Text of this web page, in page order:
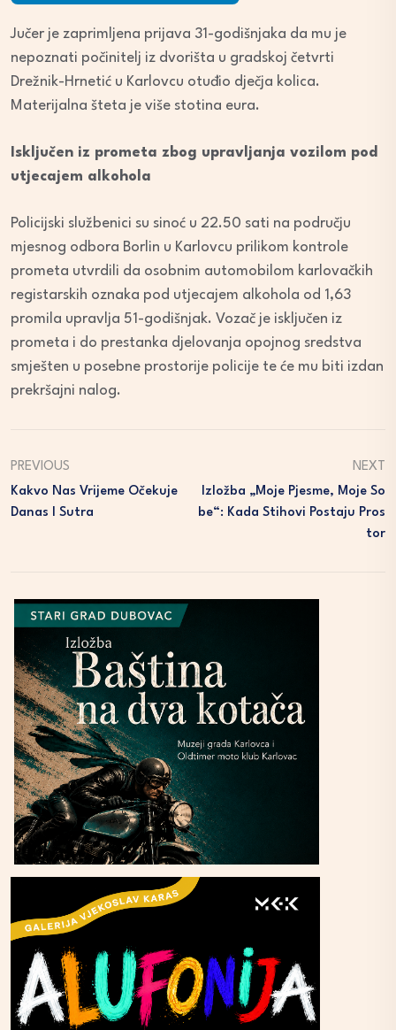
Jučer je zaprimljena prijava 31-godišnjaka da mu je
nepoznati počinitelj iz dvorišta u gradskoj četvrti
Drežnik-Hrnetić u Karlovcu otuđio dječja kolica.
Materijalna šteta je više stotina eura.
Isključen iz prometa zbog upravljanja vozilom pod
utjecajem alkohola
Policijski službenici su sinoć u 22.50 sati na području
mjesnog odbora Borlin u Karlovcu prilikom kontrole
prometa utvrdili da osobnim automobilom karlovačkih
registarskih oznaka pod utjecajem alkohola od 1,63
promila upravlja 51-godišnjak. Vozač je isključen iz
prometa i do prestanka djelovanja opojnog sredstva
smješten u posebne prostorije policije te će mu biti izdan
prekršajni nalog.
PREVIOUS
Kakvo Nas Vrijeme Očekuje
Danas I Sutra
NEXT
Izložba „Moje Pjesme, Moje So
Be“: Kada Stihovi Postaju Pros
Tor